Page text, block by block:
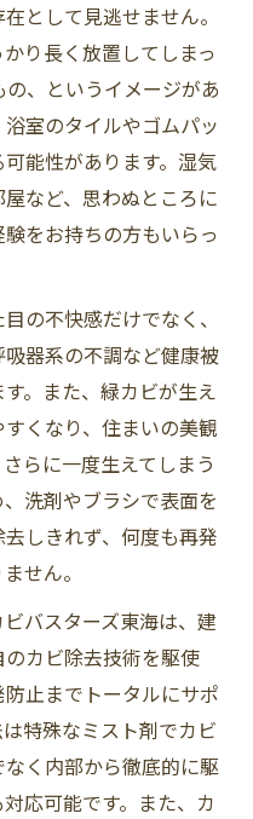
として見逃せません。
り長く放置してしまっ
、というイメージがあ
室のタイルやゴムパッ
能性があります。湿気
など、思わぬところに
をお持ちの方もいらっ
の不快感だけでなく、
器系の不調など健康被
。また、緑カビが生え
くなり、住まいの美観
らに一度生えてしまう
洗剤やブラシで表面を
しきれず、何度も再発
せん。
バスターズ東海は、建
カビ除去技術を駆使
止までトータルにサポ
特殊なミスト剤でカビ
く内部から徹底的に駆
応可能です。また、カ